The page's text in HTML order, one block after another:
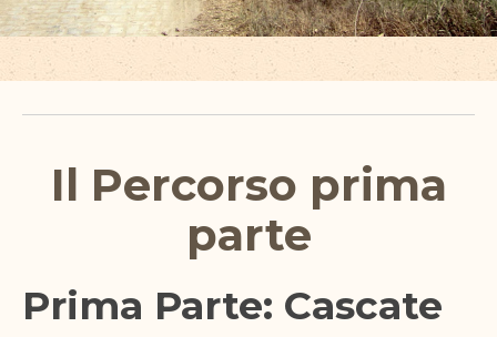
Il Percorso prima
parte
Prima Parte: Cascate